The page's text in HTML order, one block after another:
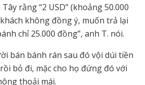
rằng “2 USD” (khoảng 50.000
không đồng ý, muốn trả lại
chỉ 25.000 đồng”, anh T. nói.
bán bánh rán sau đó vội dúi tiền
bỏ đi, mặc cho họ đứng đó với
thoải mái.